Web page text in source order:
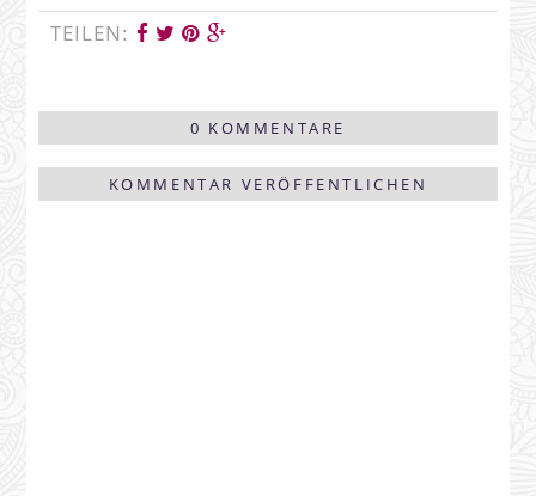
TEILEN:
0 KOMMENTARE
KOMMENTAR VERÖFFENTLICHEN